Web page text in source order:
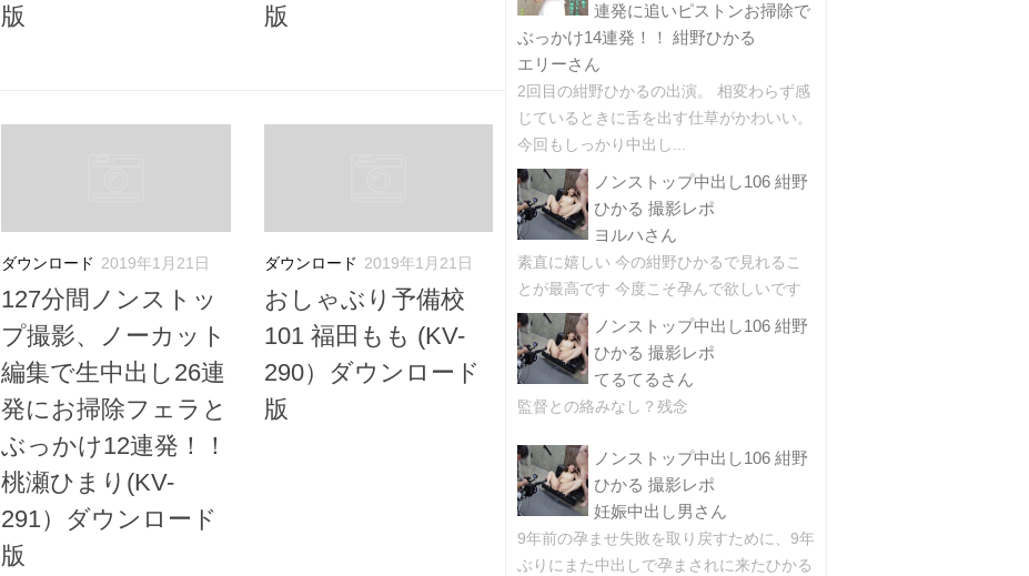
版
版
ダウンロード 2019年1月21日
127分間ノンストッ
プ撮影、ノーカット
編集で生中出し26連
発にお掃除フェラと
ぶっかけ12連発！！
桃瀬ひまり(KV-
291）ダウンロード
版
ダウンロード 2019年1月21日
おしゃぶり予備校
101 福田もも (KV-
290）ダウンロード
版
連発に追いピストンお掃除で
ぶっかけ14連発！！ 紺野ひかる
エリーさん
2回目の紺野ひかるの出演。 相変わらず感
じているときに舌を出す仕草がかわいい。
今回もしっかり中出し...
ノンストップ中出し106 紺野
ひかる 撮影レポ
ヨルハさん
素直に嬉しい 今の紺野ひかるで見れるこ
とが最高です 今度こそ孕んで欲しいです
ノンストップ中出し106 紺野
ひかる 撮影レポ
てるてるさん
監督との絡みなし？残念
ノンストップ中出し106 紺野
ひかる 撮影レポ
妊娠中出し男さん
9年前の孕ませ失敗を取り戻すために、9年
ぶりにまた中出しで孕まされに来たひかる